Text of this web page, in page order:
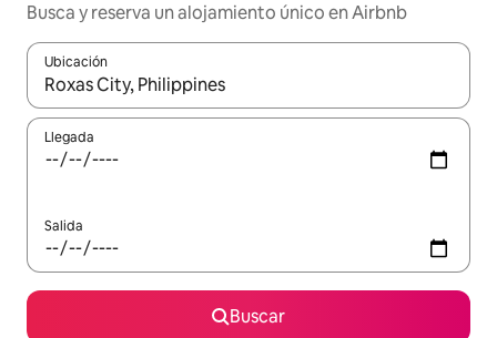
Busca y reserva un alojamiento único en Airbnb
Ubicación
Cuando los resultados estén disponibles, podrás navegar
Llegada
Salida
Buscar